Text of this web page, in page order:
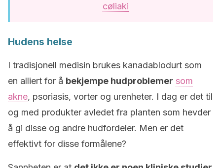
cøliaki
Hudens helse
I tradisjonell medisin brukes kanadablodurt som
en alliert for å bekjempe hudproblemer som
akne, psoriasis, vorter og urenheter. I dag er det til
og med produkter avledet fra planten som hevder
å gi disse og andre hudfordeler. Men er det
effektivt for disse formålene?